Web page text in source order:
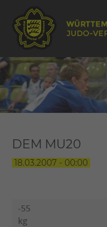
DEM MU20
18.03.2007 - 00:00
-55
kg